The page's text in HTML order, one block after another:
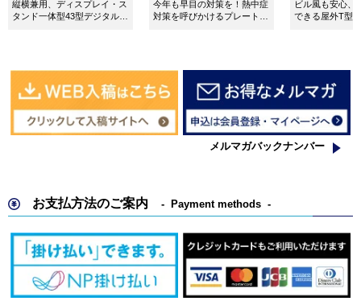
縦横兼用、ディスプレイ・ス
タンド一体型43型デジタルサ
今年も早目の対策を！熱中症
対策を呼びかけるプレート看
ビル風も安心、
できる屋外T型
メルマガバックナンバー
お支払方法のご案内 Payment methods